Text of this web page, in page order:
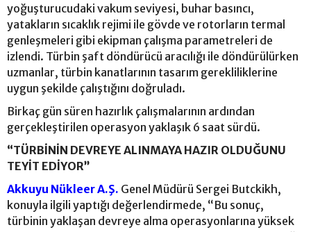
yoğuşturucudaki vakum seviyesi, buhar basıncı,
yatakların sıcaklık rejimi ile gövde ve rotorların termal
genleşmeleri gibi ekipman çalışma parametreleri de
izlendi. Türbin şaft döndürücü aracılığı ile döndürülürken
uzmanlar, türbin kanatlarının tasarım gerekliliklerine
uygun şekilde çalıştığını doğruladı.
Birkaç gün süren hazırlık çalışmalarının ardından
gerçekleştirilen operasyon yaklaşık 6 saat sürdü.
“TÜRBİNİN DEVREYE ALINMAYA HAZIR OLDUĞUNU
TEYİT EDİYOR”
Akkuyu Nükleer A.Ş. Genel Müdürü Sergei Butckikh,
konuyla ilgili yaptığı değerlendirmede, “Bu sonuç,
türbinin yaklaşan devreye alma operasyonlarına yüksek